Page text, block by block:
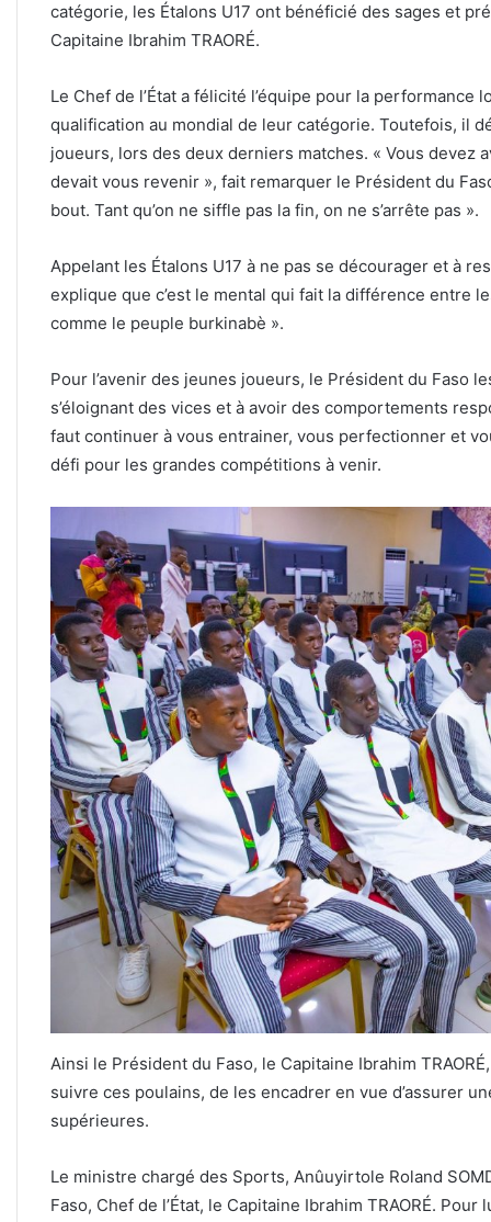
catégorie, les Étalons U17 ont bénéficié des sages et
Capitaine Ibrahim TRAORÉ.
Le Chef de l’État a félicité l’équipe pour la
qualification au mondial de leur catégorie. Toutefois, il
joueurs, lors des deux derniers matches. « Vous devez
devait vous revenir », fait remarquer le Président du
bout. Tant qu’on ne siffle pas la fin, on ne s’arrête pas ».
Appelant les Étalons U17 à ne pas se décourager et à
explique que c’est le mental qui fait la différence entre
comme le peuple burkinabè ».
Pour l’avenir des jeunes joueurs, le Président du Faso
s’éloignant des vices et à avoir des comportements
faut continuer à vous entrainer, vous perfectionner et
défi pour les grandes compétitions à venir.
Ainsi le Président du Faso, le Capitaine Ibrahim
suivre ces poulains, de les encadrer en vue d’assurer
supérieures.
Le ministre chargé des Sports, Anûuyirtole Roland
Faso, Chef de l’État, le Capitaine Ibrahim TRAORÉ.